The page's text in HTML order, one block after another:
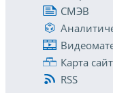
СМЭВ
Карта
RSS